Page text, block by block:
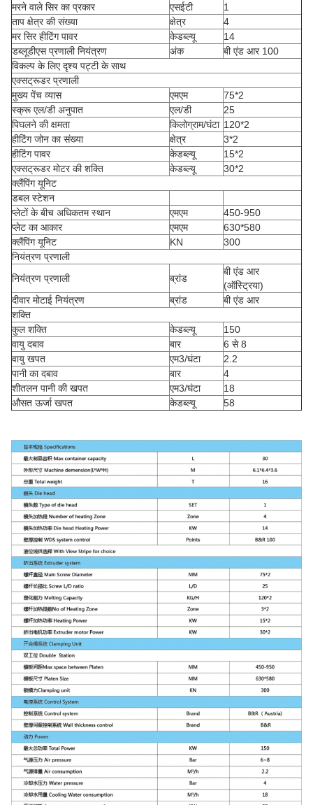
मरने वाले सिर का प्रकार
एसईटी
1
ताप क्षेत्र की संख्या
क्षेत्र
4
मर सिर हीटिंग पावर
केडब्ल्यू
14
डब्लूडीएस प्रणाली नियंत्रण
अंक
बी एंड आर 100
विकल्प के लिए दृश्य पट्टी के साथ
एक्सट्रूडर प्रणाली
मुख्य पेंच व्यास
एमएम
75*2
स्क्रू एल/डी अनुपात
एल/डी
25
पिघलने की क्षमता
किलोग्राम/घंटा 120*2
हीटिंग जोन का संख्या
क्षेत्र
3*2
हीटिंग पावर
केडब्ल्यू
15*2
एक्सट्रूडर मोटर की शक्ति
केडब्ल्यू
30*2
क्लैंपिंग यूनिट
डबल स्टेशन
प्लेटों के बीच अधिकतम स्थान
एमएम
450-950
प्लेट का आकार
एमएम
630*580
क्लैंपिंग यूनिट
KN
300
नियंत्रण प्रणाली
नियंत्रण प्रणाली
ब्रांड
बी एंड आर
(ऑस्ट्रिया)
दीवार मोटाई नियंत्रण
ब्रांड
बी एंड आर
शक्ति
कुल शक्ति
केडब्ल्यू
150
वायु दबाव
बार
6 से 8
वायु खपत
एम3/घंटा
2.2
पानी का दबाव
बार
4
शीतलन पानी की खपत
एम3/घंटा
18
औसत ऊर्जा खपत
केडब्ल्यू 58